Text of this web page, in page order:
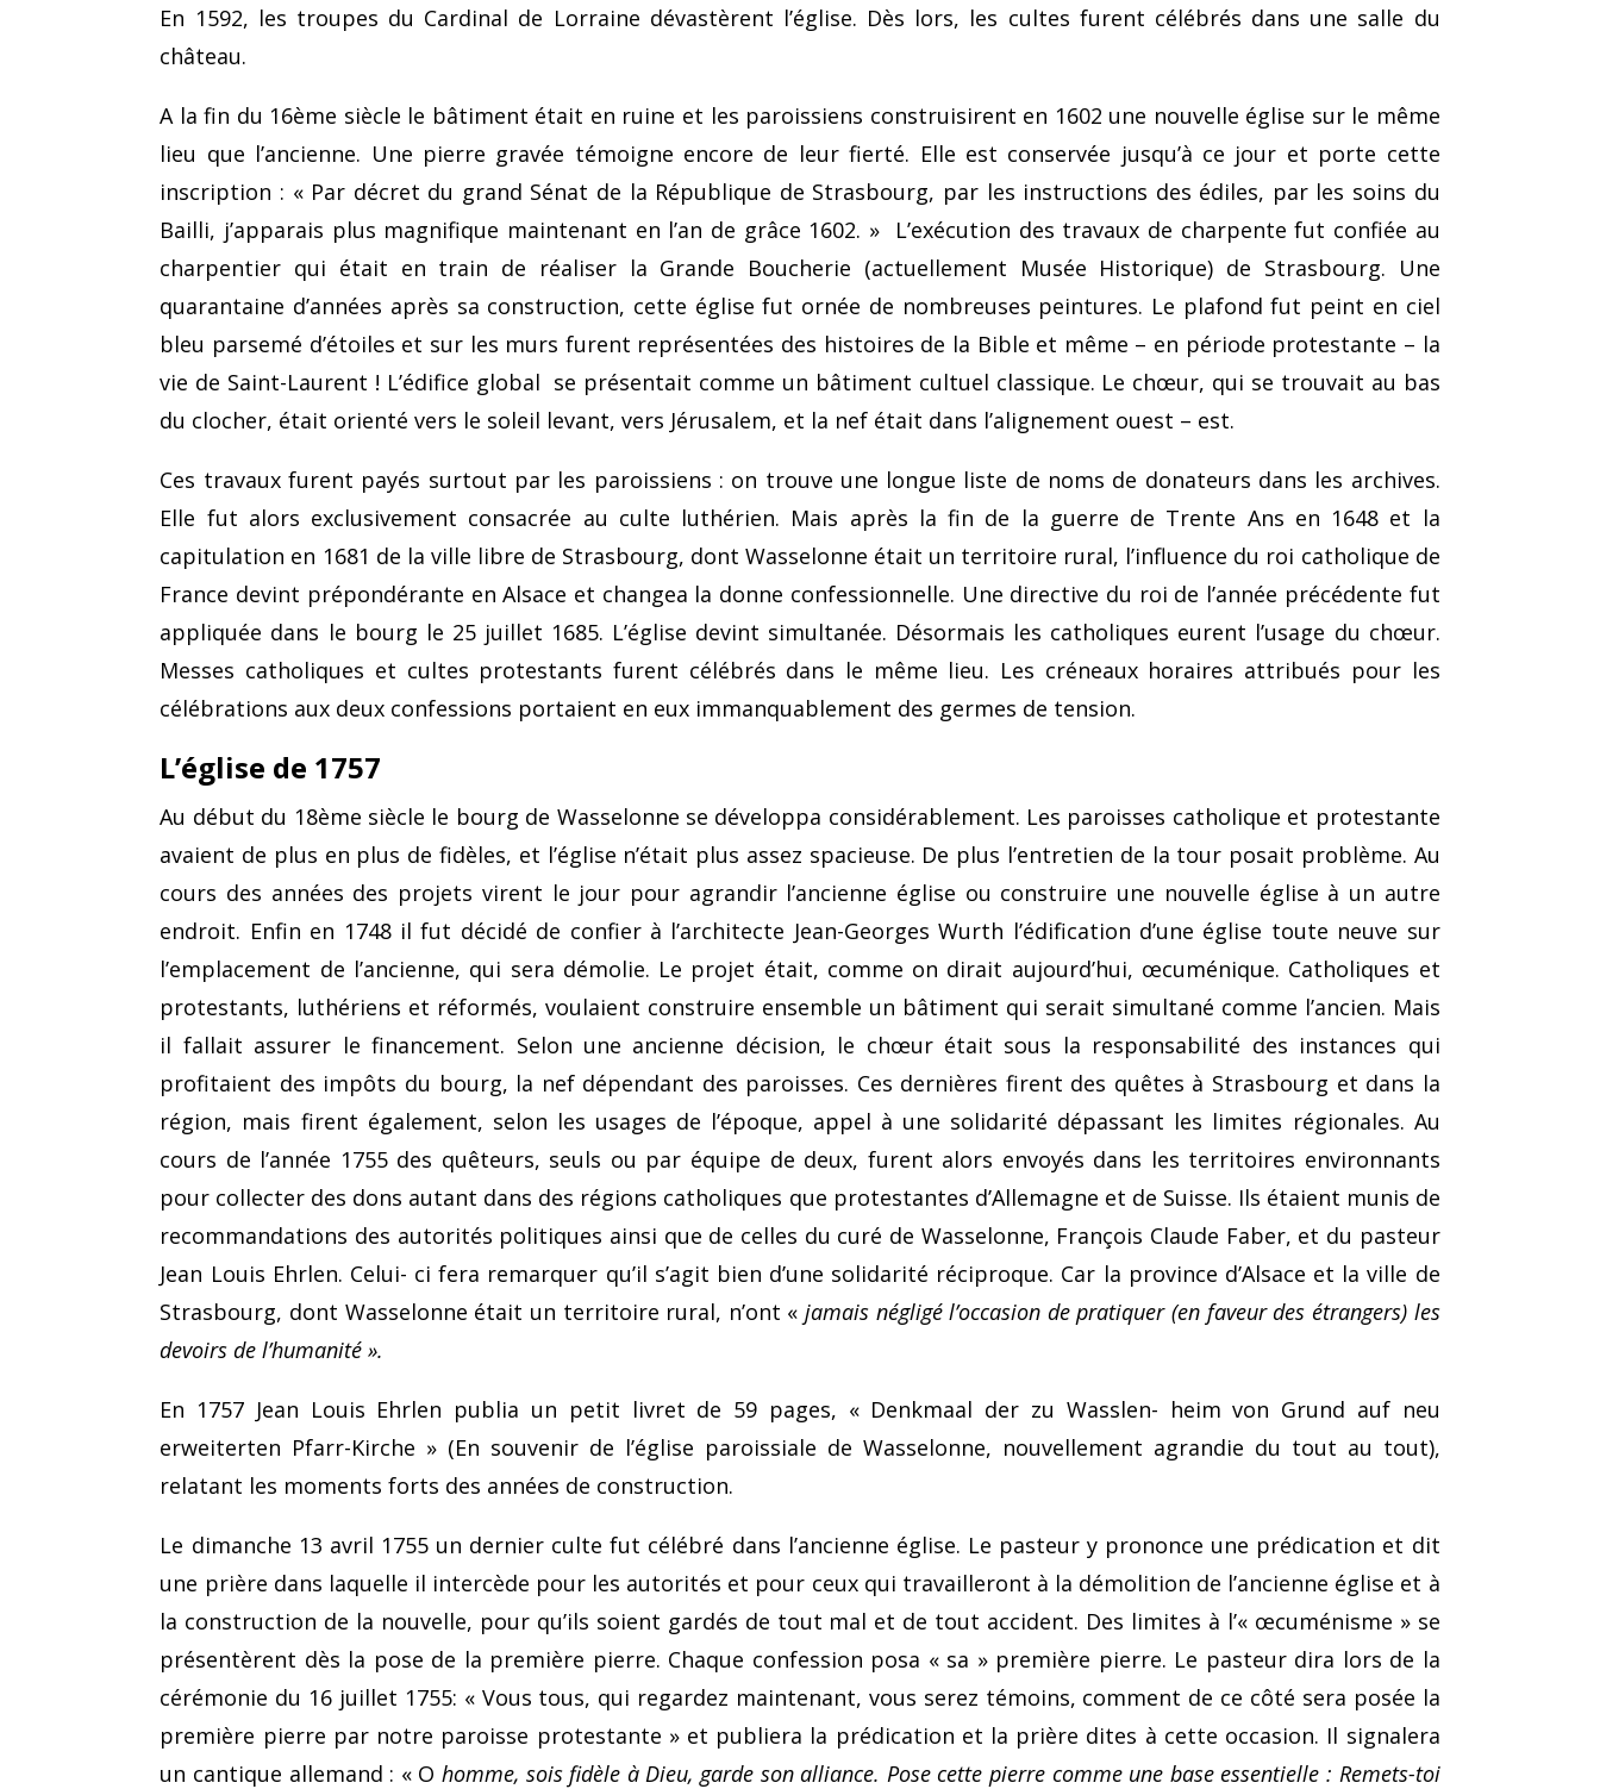
En 1592, les troupes du Cardinal de Lorraine dévastèrent l’église. Dès lors, les cultes furent célébrés dans une salle du
château.
A la fin du 16ème siècle le bâtiment était en ruine et les paroissiens construisi­rent en 1602 une nouvelle église sur le même
lieu que l’ancienne. Une pierre gravée témoigne encore de leur fierté. Elle est conservée jusqu’à ce jour et porte cette
inscription : « Par décret du grand Sénat de la République de Strasbourg, par les instructions des édiles, par les soins du
Bailli, j’ap­parais plus magnifique maintenant en l’an de grâce 1602. » L’exécution des travaux de charpente fut confiée au
charpentier qui était en train de réaliser la Grande Boucherie (actuellement Musée Historique) de Strasbourg. Une
quarantaine d’années après sa construc­tion, cette église fut ornée de nombreuses peintures. Le plafond fut peint en ciel
bleu parsemé d’étoiles et sur les murs furent représentées des his­toires de la Bible et même – en période protestante – la
vie de Saint-Laurent ! L’édifice global se présentait comme un bâti­ment cultuel classique. Le chœur, qui se trouvait au bas
du clocher, était orienté vers le soleil levant, vers Jérusalem, et la nef était dans l’alignement ouest – est.
Ces tra­vaux furent payés sur­tout par les paroissiens : on trouve une longue liste de noms de donateurs dans les archives.
Elle fut alors exclusivement consacrée au culte luthérien. Mais après la fin de la guerre de Trente Ans en 1648 et la
capitulation en 1681 de la ville libre de Strasbourg, dont Wasselonne était un territoire rural, l’influence du roi catholique de
France devint pré­pondérante en Alsace et changea la donne confes­sionnelle. Une directive du roi de l’année précédente fut
appliquée dans le bourg le 25 juillet 1685. L’église devint simultanée. Désormais les catholiques eurent l’usage du chœur.
Messes catholiques et cultes protestants furent célébrés dans le même lieu. Les créneaux horaires attribués pour les
célébrations aux deux confessions portaient en eux immanquable­ment des germes de tension.
L’église de 1757
Au début du 18ème siècle le bourg de Wasselonne se développa considérablement. Les paroisses catholique et protestante
avaient de plus en plus de fidèles, et l’église n’était plus assez spacieuse. De plus l’entretien de la tour posait problème. Au
cours des années des projets virent le jour pour agrandir l’ancienne église ou construire une nouvelle église à un autre
endroit. Enfin en 1748 il fut décidé de confier à l’architecte Jean-Georges Wurth l’édification d’une église toute neuve sur
l’emplacement de l’ancienne, qui sera démolie. Le projet était, comme on dirait aujourd’hui, œcuménique. Catholiques et
protestants, luthériens et réformés, voulaient construire ensemble un bâtiment qui serait simultané comme l’ancien. Mais
il fallait assurer le financement. Selon une ancienne décision, le chœur était sous la responsabilité des instances qui
profitaient des impôts du bourg, la nef dépendant des paroisses. Ces dernières firent des quêtes à Strasbourg et dans la
région, mais firent également, selon les usa­ges de l’époque, appel à une solidarité dépassant les limites régionales. Au
cours de l’année 1755 des quê­teurs, seuls ou par équipe de deux, furent alors envoyés dans les territoires environnants
pour collecter des dons autant dans des régions catholiques que protestantes d’Allemagne et de Suisse. Ils étaient munis de
recommandations des autorités politiques ainsi que de celles du curé de Wasselonne, François Claude Faber, et du pasteur
Jean Louis Ehrlen. Celui- ci fera remarquer qu’il s’agit bien d’une solidarité réci­proque. Car la province d’Alsace et la ville de
Strasbourg, dont Wasselonne était un territoire rural, n’ont « jamais négligé l’occasion de pratiquer (en faveur des étrangers) les
devoirs de l’humanité ».
En 1757 Jean Louis Ehrlen publia un petit livret de 59 pages, « Denkmaal der zu Wasslen- heim von Grund auf neu
erweiterten Pfarr-Kirche » (En souvenir de l’église paroissiale de Wasselonne, nouvellement agrandie du tout au tout),
relatant les moments forts des années de construction.
Le dimanche 13 avril 1755 un dernier culte fut célébré dans l’ancienne église. Le pasteur y prononce une prédication et dit
une prière dans laquelle il intercède pour les autorités et pour ceux qui travail­leront à la démolition de l’ancienne église et à
la construction de la nouvelle, pour qu’ils soient gardés de tout mal et de tout accident. Des limites à l’« œcuménisme » se
présentèrent dès la pose de la première pierre. Chaque confession posa « sa » première pierre. Le pasteur dira lors de la
cérémonie du 16 juillet 1755: « Vous tous, qui regar­dez maintenant, vous serez témoins, comment de ce côté sera posée la
première pierre par notre paroisse protestante » et publiera la prédication et la prière dites à cette occasion. Il signalera
un cantique alle­mand : « Ohomme, sois fidèle à Dieu, garde son alliance. Pose cette pierre comme une base essentielle : Remets-toi